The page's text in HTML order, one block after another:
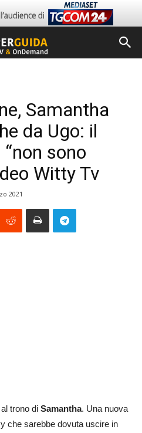
Samantha
da Ugo: il
sono
Witty Tv
2021
trono di Samantha. Una nuova
che sarebbe dovuta uscire in